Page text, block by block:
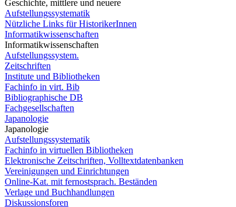
Geschichte, mittlere und neuere
Aufstellungssystematik
Nützliche Links für HistorikerInnen
Informatikwissenschaften
Informatikwissenschaften
Aufstellungssystem.
Zeitschriften
Institute und Bibliotheken
Fachinfo in virt. Bib
Bibliographische DB
Fachgesellschaften
Japanologie
Japanologie
Aufstellungssystematik
Fachinfo in virtuellen Bibliotheken
Elektronische Zeitschriften, Volltextdatenbanken
Vereinigungen und Einrichtungen
Online-Kat. mit fernostsprach. Beständen
Verlage und Buchhandlungen
Diskussionsforen